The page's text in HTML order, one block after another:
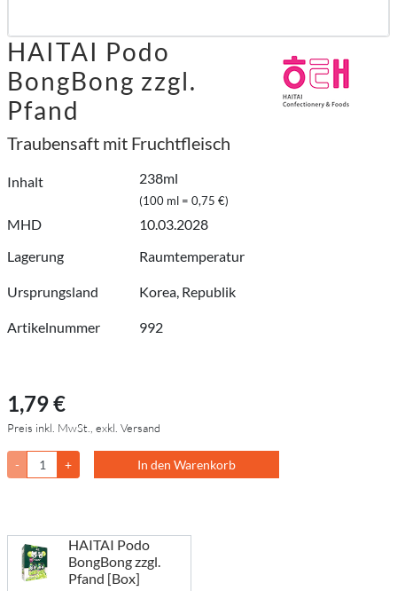
HAITAI Podo
BongBong zzgl.
Pfand
Traubensaft mit Fruchtfleisch
Inhalt 238ml
(100 ml = 0,75 €)
MHD
10.03.2028
Lagerung
Raumtemperatur
Ursprungsland Korea, Republik
Artikelnummer 992
1,79 €
Preis inkl. MwSt., exkl. Versand
- + In den Warenkorb
HAITAI Podo
BongBong zzgl.
Pfand [Box]